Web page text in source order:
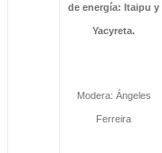
de energía: Itaipu y
Yacyreta.
Modera: Ángeles
Ferreira